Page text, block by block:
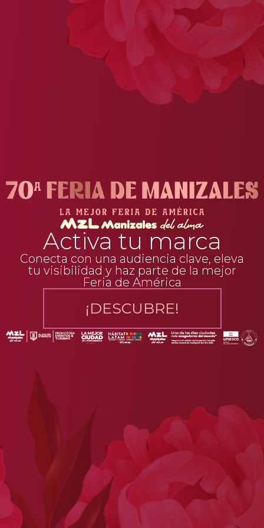
Activa tu marca
Conecta con una audiencia clave, eleva
tu visibilidad y haz parte de la mejor
Feria de América
¡DESCUBRE!